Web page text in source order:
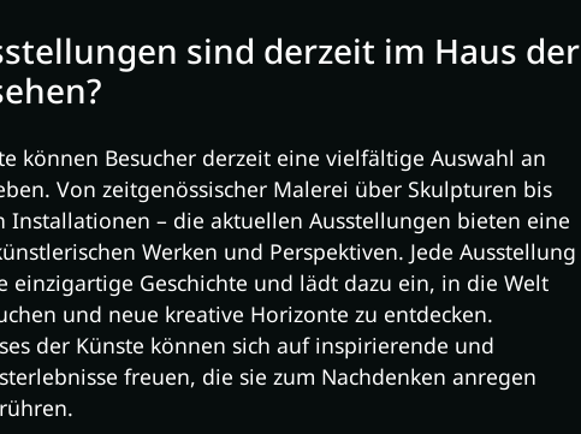
sind derzeit im Haus der
können Besucher derzeit eine vielfältige Auswahl an
Von zeitgenössischer Malerei über Skulpturen bis
Installationen – die aktuellen Ausstellungen bieten eine
Werken und Perspektiven. Jede Ausstellung
einzigartige Geschichte und lädt dazu ein, in die Welt
und neue kreative Horizonte zu entdecken.
der Künste können sich auf inspirierende und
freuen, die sie zum Nachdenken anregen